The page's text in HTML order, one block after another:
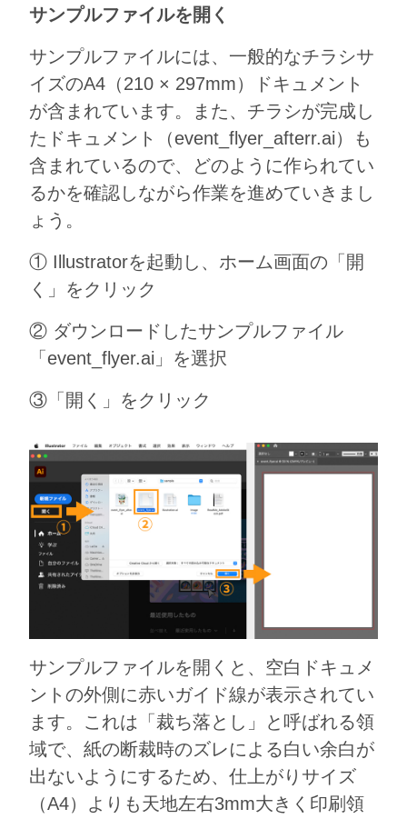
サンプルファイルを開く
サンプルファイルには、一般的なチラシサ
イズのA4（210 × 297mm）ドキュメント
が含まれています。また、チラシが完成し
たドキュメント（event_flyer_afterr.ai）も
含まれているので、どのように作られてい
るかを確認しながら作業を進めていきまし
ょう。
① Illustratorを起動し、ホーム画面の「開
く」をクリック
② ダウンロードしたサンプルファイル
「event_flyer.ai」を選択
③「開く」をクリック
サンプルファイルを開くと、空白ドキュメ
ントの外側に赤いガイド線が表示されてい
ます。これは「裁ち落とし」と呼ばれる領
域で、紙の断裁時のズレによる白い余白が
出ないようにするため、仕上がりサイズ
（A4）よりも天地左右3mm大きく印刷領